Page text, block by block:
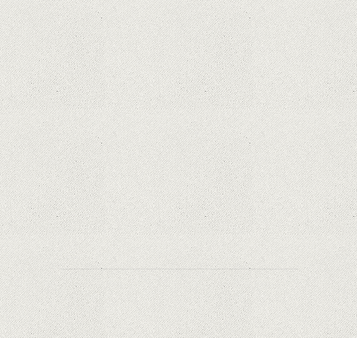
victimelor, folosind doar cartela SIM
Samsung Galaxy S21 Ultra: cel mai bun telefon
Android de pe piață
Orange a inclus telefoane premium
recondiționate în portofoliul său; Cum sunt
prețurile față de alte platforme similare?